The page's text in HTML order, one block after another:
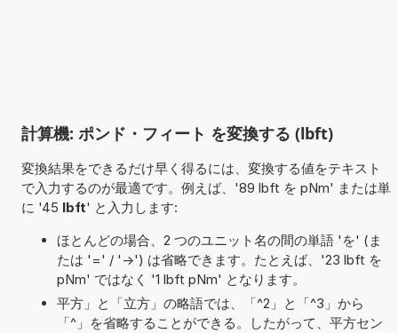
計算機: ポンド・フィート を変換する (lbft)
変換結果をできるだけ早く得るには、変換する値をテキスト
で入力するのが最適です。例えば、'89 lbft を pNm' または単
に '45 lbft' と入力します:
ほとんどの場合、2 つのユニット名の間の単語 'を' (ま
たは '=' / '->') は省略できます。たとえば、'23 lbft を
pNm' ではなく '1 lbft pNm' となります。
平方」と「立方」の略語では、「^2」と「^3」から
「^」を省略することができる。したがって、平方セン